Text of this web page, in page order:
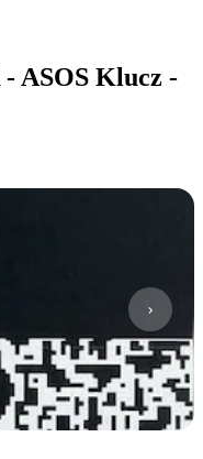
ASOS Klucz -